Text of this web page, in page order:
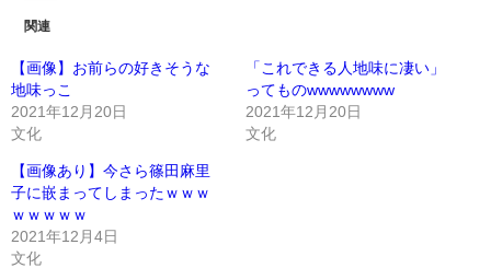
関連
【画像】お前らの好きそうな
地味っこ
2021年12月20日
文化
「これできる人地味に凄い」
ってものwwwwwwww
2021年12月20日
文化
【画像あり】今さら篠田麻里
子に嵌まってしまったｗｗｗ
ｗｗｗｗｗ
2021年12月4日
文化